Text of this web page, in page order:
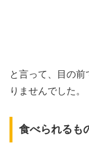
と言って、目の
りませんでした。
食べられるも